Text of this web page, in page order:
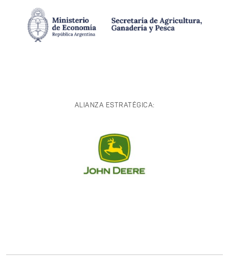
ALIANZA ESTRATÉGICA: